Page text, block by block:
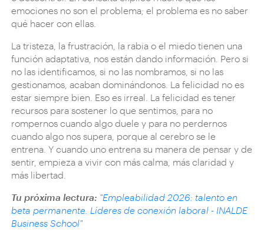
emociones no son el problema; el problema es no saber
qué hacer con ellas.
La tristeza, la frustración, la rabia o el miedo tienen una
función adaptativa, nos están dando información. Pero si
no las identificamos, si no las nombramos, si no las
gestionamos, acaban dominándonos. La felicidad no es
estar siempre bien. Eso es irreal. La felicidad es tener
recursos para sostener lo que sentimos, para no
rompernos cuando algo duele y para no perdernos
cuando algo nos supera, porque al cerebro se le
entrena. Y cuando uno entrena su manera de pensar y de
sentir, empieza a vivir con más calma, más claridad y
más libertad.
Tu próxima lectura: "Empleabilidad 2026: talento en
beta permanente. Líderes de conexión laboral - INALDE
Business School"